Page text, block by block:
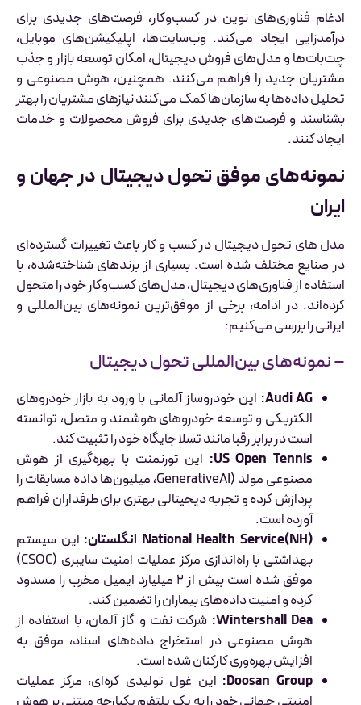
ادغام فناوری‌های نوین در کسب‌وکار، فرصت‌های جدیدی برای
درآمدزایی ایجاد می‌کند. وب‌سایت‌ها، اپلیکیشن‌های موبایل،
چت‌بات‌ها و مدل‌های فروش دیجیتال، امکان توسعه بازار و جذب
مشتریان جدید را فراهم می‌کنند. همچنین، هوش مصنوعی و
تحلیل داده‌ها به سازمان‌ها کمک می‌کنند نیازهای مشتریان را بهتر
بشناسند و فرصت‌های جدیدی برای فروش محصولات و خدمات
ایجاد کنند.
نمونه‌های موفق تحول دیجیتال در جهان و
ایران
مدل های تحول دیجیتال در کسب و کار باعث تغییرات گسترده‌ای
در صنایع مختلف شده است. بسیاری از برندهای شناخته‌شده، با
استفاده از فناوری‌های دیجیتال، مدل‌های کسب‌وکار خود را متحول
کرده‌اند. در ادامه، برخی از موفق‌ترین نمونه‌های بین‌المللی و
ایرانی را بررسی می‌کنیم:
– نمونه‌های بین‌المللی تحول دیجیتال
Audi AG:این خودروساز آلمانی با ورود به بازار خودروهای
الکتریکی و توسعه خودروهای هوشمند و متصل، توانسته
است در برابر رقبا مانند تسلا جایگاه خود را تثبیت کند.
US Open Tennis:
این تورنمنت با بهره‌گیری از هوش
مصنوعی مولد (GenerativeAI، میلیون‌ها داده مسابقات را
پردازش کرده و تجربه دیجیتالی بهتری برای طرفداران فراهم
آورده است.
National Health Service(NH) انگلستان:
این سیستم
بهداشتی با راه‌اندازی مرکز عملیات امنیت سایبری (CSOC)
موفق شده است بیش از ۲ میلیارد ایمیل مخرب را مسدود
کرده و امنیت داده‌های بیماران را تضمین کند.
Wintershall Dea:شرکت نفت و گاز آلمان، با استفاده از
هوش مصنوعی در استخراج داده‌های اسناد، موفق به
افزایش بهره‌وری کارکنان شده است.
Doosan Group:
این غول تولیدی کره‌ای، مرکز عملیات